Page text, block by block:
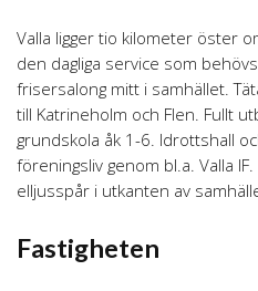
Valla ligger tio kilometer öster
den dagliga service som
frisersalong mitt i samhället.
till Katrineholm och Flen. Fullt
grundskola åk 1-6. Idrottshall
föreningsliv genom bl.a. Valla
elljusspår i utkanten av
Fastigheten